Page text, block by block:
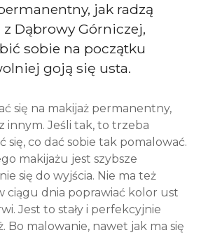
jak radzą
Dąbrowy Górniczej,
sobie na początku
goją się usta.
się na makijaż permanentny,
innym. Jeśli tak, to trzeba
się, co dać sobie tak pomalować.
makijażu jest szybsze
się do wyjścia. Nie ma też
ciągu dnia poprawiać kolor ust
Jest to stały i perfekcyjnie
Bo malowanie, nawet jak ma się